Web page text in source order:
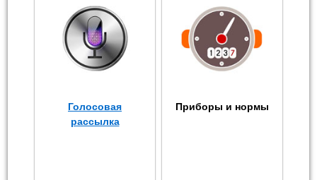
Голосовая
рассылка
Приборы и нормы